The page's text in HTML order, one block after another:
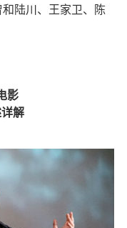
陆川、王家卫、陈
影
解